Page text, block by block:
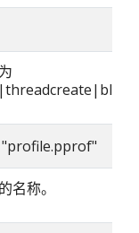
名称。